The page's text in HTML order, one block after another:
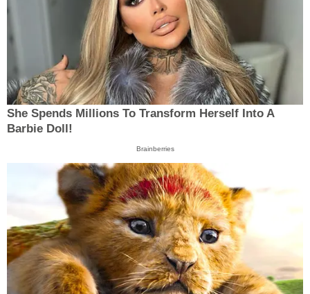
She Spends Millions To Transform Herself Into A
Barbie Doll!
Brainberries